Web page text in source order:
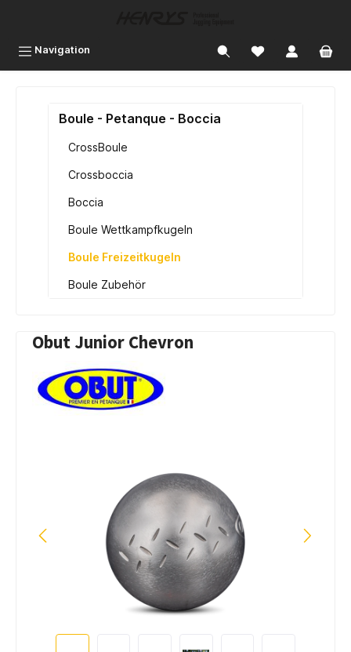
Navigation
Boule - Petanque - Boccia
CrossBoule
Crossboccia
Boccia
Boule Wettkampfkugeln
Boule Freizeitkugeln
Boule Zubehör
Obut Junior Chevron